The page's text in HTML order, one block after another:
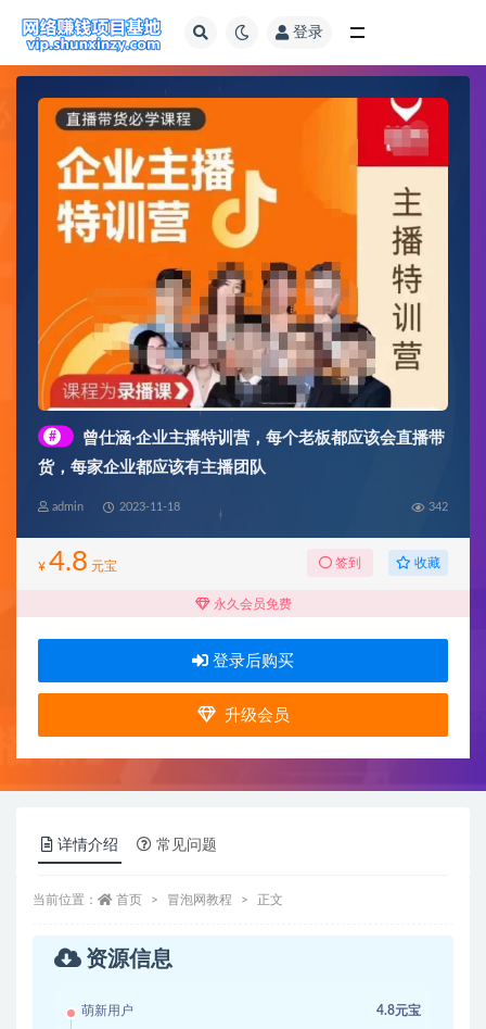
登录
#
曾仕涵·企业主播特训营，每个老板都应该会直播带
货，每家企业都应该有主播团队
admin 2023-11-18 342
¥ 4.8 元宝 签到 收藏
永久会员免费
登录后购买
升级会员
详情介绍 常见问题
当前位置： 首页 冒泡网教程 正文
资源信息
萌新用户 4.8元宝